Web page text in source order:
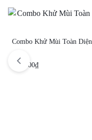
Combo Khử Mùi Toàn Diện
295,000₫